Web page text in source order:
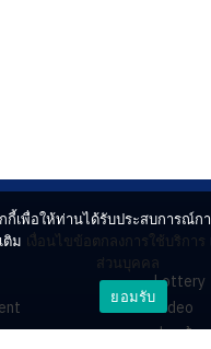
Lottery
Video
ร่วมด้ว
กี้เพื่อให้ท่านได้รับประสบการณ์ก
ติม เงื่อนไขข้อตกลงการใช้บริการ
ส่วนบุคคล
ยอมรับ